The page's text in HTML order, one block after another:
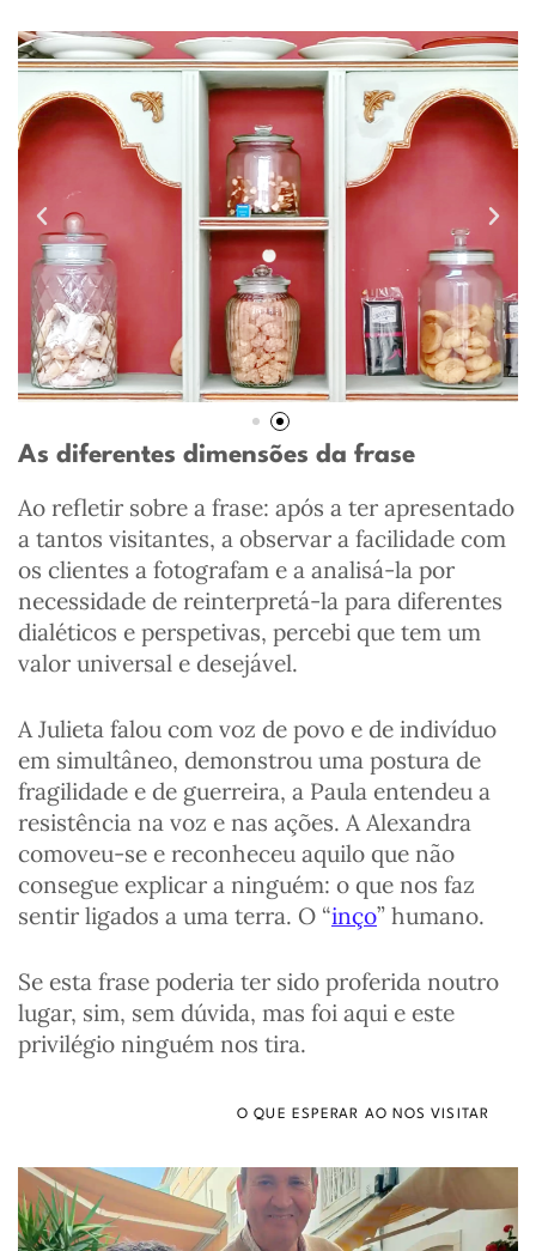
As diferentes dimensões da frase
Ao refletir sobre a frase: após a ter apresentado
a tantos visitantes, a observar a facilidade com
os clientes a fotografam e a analisá-la por
necessidade de reinterpretá-la para diferentes
dialéticos e perspetivas, percebi que tem um
valor universal e desejável.
A Julieta falou com voz de povo e de indivíduo
em simultâneo, demonstrou uma postura de
fragilidade e de guerreira, a Paula entendeu a
resistência na voz e nas ações. A Alexandra
comoveu-se e reconheceu aquilo que não
consegue explicar a ninguém: o que nos faz
sentir ligados a uma terra. O “inço” humano.
Se esta frase poderia ter sido proferida noutro
lugar, sim, sem dúvida, mas foi aqui e este
privilégio ninguém nos tira.
O QUE ESPERAR AO NOS VISITAR